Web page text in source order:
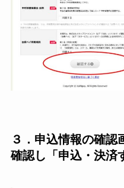
３．申込情報の確認
確認し「申込・決済